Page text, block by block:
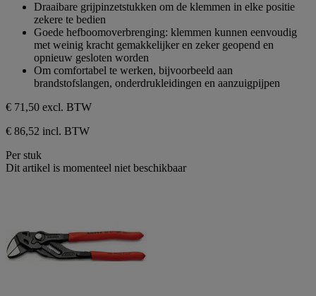
sterren.
Draaibare grijpinzetstukken om de klemmen in elke positie
zekere te bedien
Goede hefboomoverbrenging: klemmen kunnen eenvoudig
met weinig kracht gemakkelijker en zeker geopend en
opnieuw gesloten worden
Om comfortabel te werken, bijvoorbeeld aan
brandstofslangen, onderdrukleidingen en aanzuigpijpen
€ 71,50 excl. BTW
€ 86,52 incl. BTW
Per stuk
Dit artikel is momenteel niet beschikbaar